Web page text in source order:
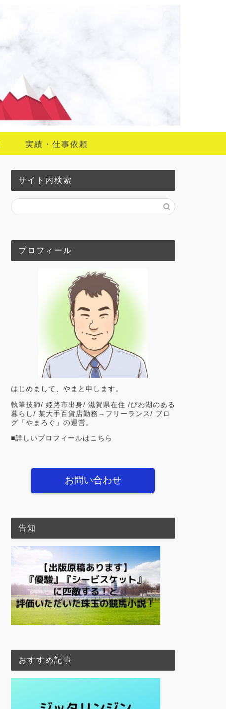
実績・仕事依頼
サイト内検索
プロフィール
はじめまして、やまと申します。
執筆技師/ 姫路市出身/ 滋賀県在住 /びわ湖のある
暮らし/ 某大手百貨店勤務→フリーランス/ ブロ
グ「やまろぐ」の運営。
■詳しいプロフィールはこちら
お問い合わせ
告知
おすすめ記事